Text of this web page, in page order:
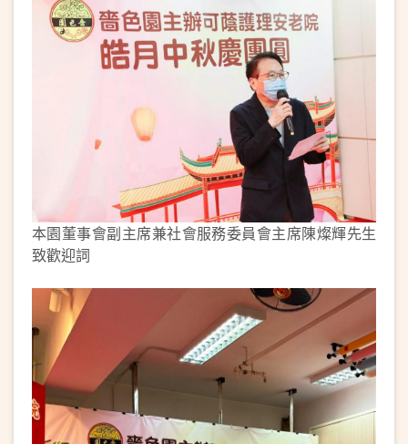
本園董事會副主席兼社會服務委員會主席陳燦輝先生
致歡迎詞